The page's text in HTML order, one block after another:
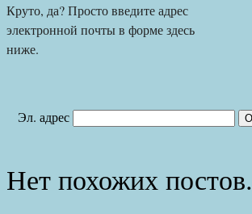
Круто, да? Просто введите адрес
электронной почты в форме здесь
ниже.
Эл. адрес
Нет похожих постов.